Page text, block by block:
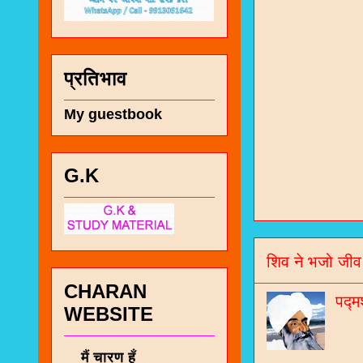
शिव ने भजो जीव
प्रतिभाव
My guestbook
G.K
CHARAN
WEBSITE
मैं चारण हूँ